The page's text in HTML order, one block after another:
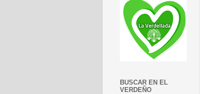
BUSCAR EN EL
VERDEÑO